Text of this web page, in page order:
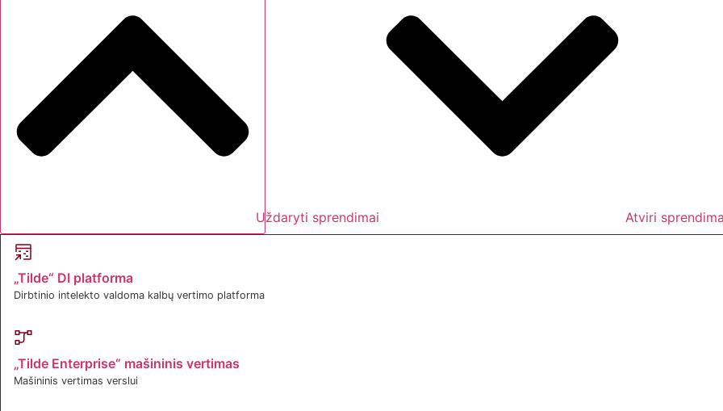
Uždaryti sprendimai Atviri
„Tilde“ DI platforma
Dirbtinio intelekto valdoma kalbų vertimo platforma
„Tilde Enterprise“ mašininis vertimas
Mašininis vertimas verslui